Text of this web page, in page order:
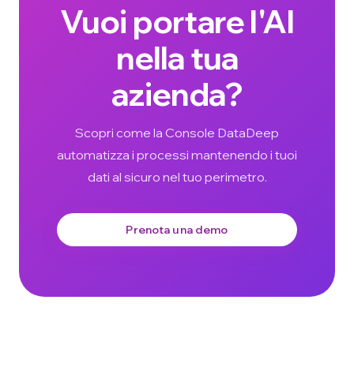
Vuoi portare l'AI
nella tua
azienda?
Scopri come la Console DataDeep
automatizza i processi mantenendo i tuoi
dati al sicuro nel tuo perimetro.
Prenota una demo